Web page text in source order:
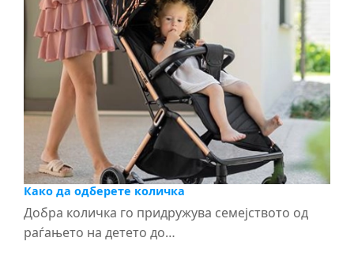
Како да одберете количка
Добра количка го придружува семејството од
раѓањето на детето до…